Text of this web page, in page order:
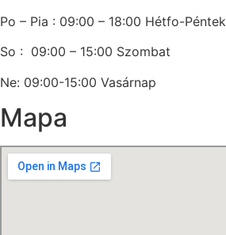
Po – Pia : 09:00 – 18:00 Hétfo-Péntek
So : 09:00 – 15:00 Szombat
Ne: 09:00-15:00 Vasárnap
Mapa